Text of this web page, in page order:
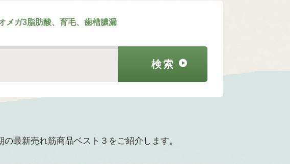
メガ3脂肪酸、育毛、歯槽膿漏
最新売れ筋商品ベスト３をご紹介します。